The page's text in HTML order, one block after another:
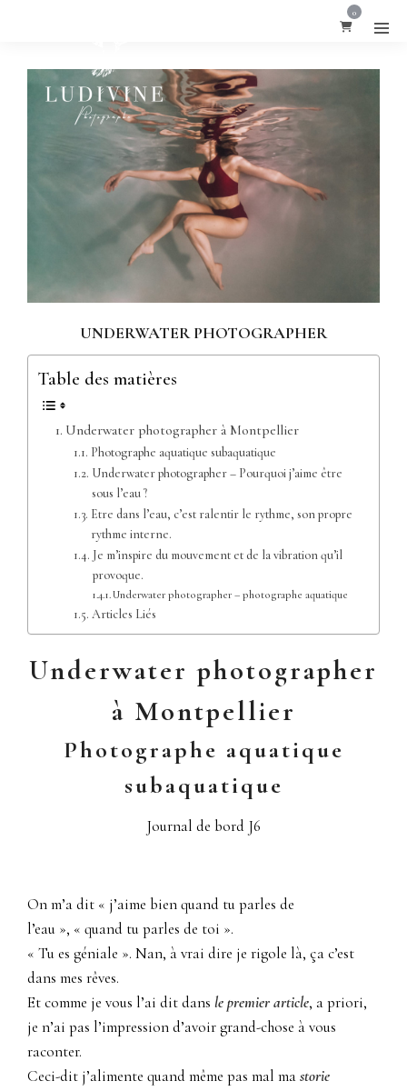
0
UNDERWATER PHOTOGRAPHER
Table des matières
Underwater photographer à Montpellier
Photographe aquatique subaquatique
Underwater photographer – Pourquoi j’aime être
sous l’eau ?
Etre dans l’eau, c’est ralentir le rythme, son propre
rythme interne.
Je m’inspire du mouvement et de la vibration qu’il
provoque.
Underwater photographer – photographe aquatique
Articles Liés
Underwater photographer
à Montpellier
Photographe aquatique
subaquatique
Journal de bord J6
On m’a dit « j’aime bien quand tu parles de
l’eau », « quand tu parles de toi ».
« Tu es géniale ». Nan, à vrai dire je rigole là, ça c’est
dans mes rêves.
Et comme je vous l’ai dit dans le premier article, a priori,
je n’ai pas l’impression d’avoir grand-chose à vous
raconter.
Ceci-dit j’alimente quand même pas mal mastorie